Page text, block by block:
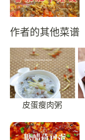
作者的其他菜谱
皮蛋瘦肉粥